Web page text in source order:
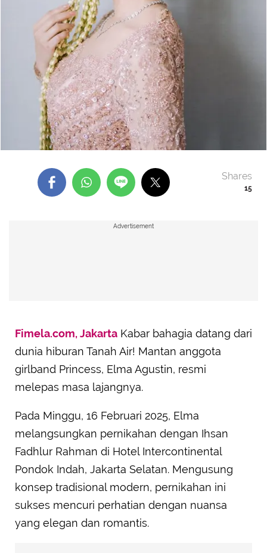
15
Shares
Advertisement
Fimela.com, Jakarta Kabar bahagia datang dari
dunia hiburan Tanah Air! Mantan anggota
girlband Princess, Elma Agustin, resmi
melepas masa lajangnya.
Pada Minggu, 16 Februari 2025, Elma
melangsungkan pernikahan dengan Ihsan
Fadhlur Rahman di Hotel Intercontinental
Pondok Indah, Jakarta Selatan. Mengusung
konsep tradisional modern, pernikahan ini
sukses mencuri perhatian dengan nuansa
yang elegan dan romantis.